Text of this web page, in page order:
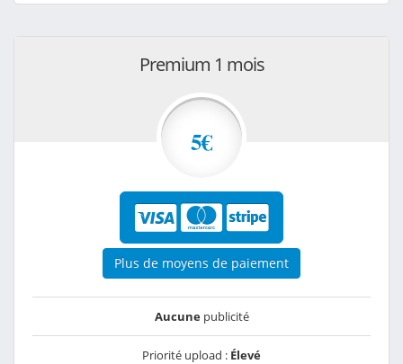
Premium 1 mois
5€
Plus de moyens de paiement
Aucunepublicité
Priorité upload : Élevé